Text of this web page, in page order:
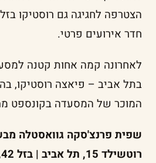
הצטרפה לחגיגה גם רוסטיקו
חדר אירועים פרטי.
לאחרונה קמה אחות קטנה
בתל אביב – פיאצה רוסטיקו,
המוכר של המסעדה בקונספט
שפית פרנצ'סקה גוואסטלה